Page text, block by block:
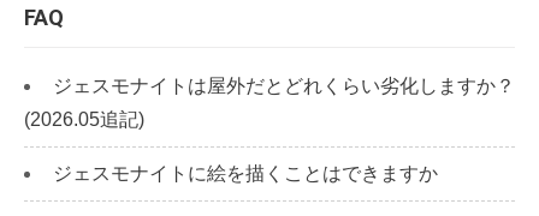
FAQ
ジェスモナイトは屋外だとどれくらい劣化しますか？
(2026.05追記)
ジェスモナイトに絵を描くことはできますか